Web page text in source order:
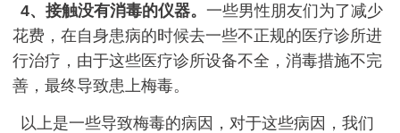
4、接触没有消毒的仪器。一些男性朋友们为了减少
花费，在自身患病的时候去一些不正规的医疗诊所进
行治疗，由于这些医疗诊所设备不全，消毒措施不完
善，最终导致患上梅毒。
以上是一些导致梅毒的病因，对于这些病因，我们